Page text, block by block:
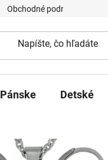
Obchodné podmienky
Pánske Detské